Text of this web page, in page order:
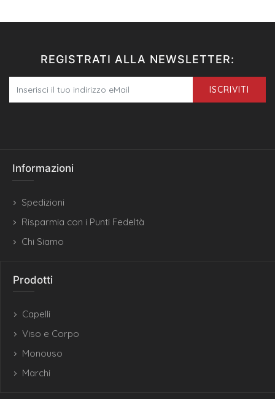
REGISTRATI ALLA NEWSLETTER:
ISCRIVITI
Informazioni
Spedizioni
Risparmia con i Punti Fedeltà
Chi Siamo
Prodotti
Capelli
Viso e Corpo
Monouso
Marchi